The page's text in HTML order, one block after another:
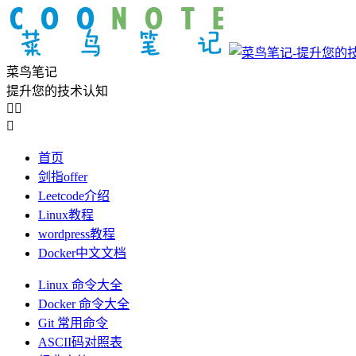
菜鸟笔记
提升您的技术认知
 

首页
剑指offer
Leetcode介绍
Linux教程
wordpress教程
Docker中文文档
Linux 命令大全
Docker 命令大全
Git 常用命令
ASCII码对照表